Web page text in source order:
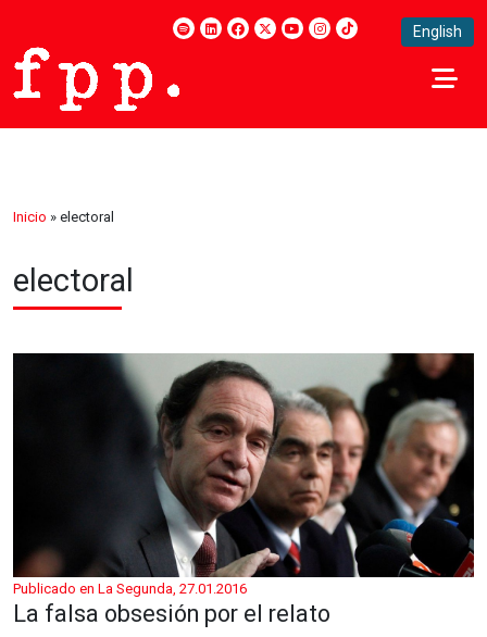
English
Inicio » electoral
electoral
Publicado en La Segunda, 27.01.2016
La falsa obsesión por el relato